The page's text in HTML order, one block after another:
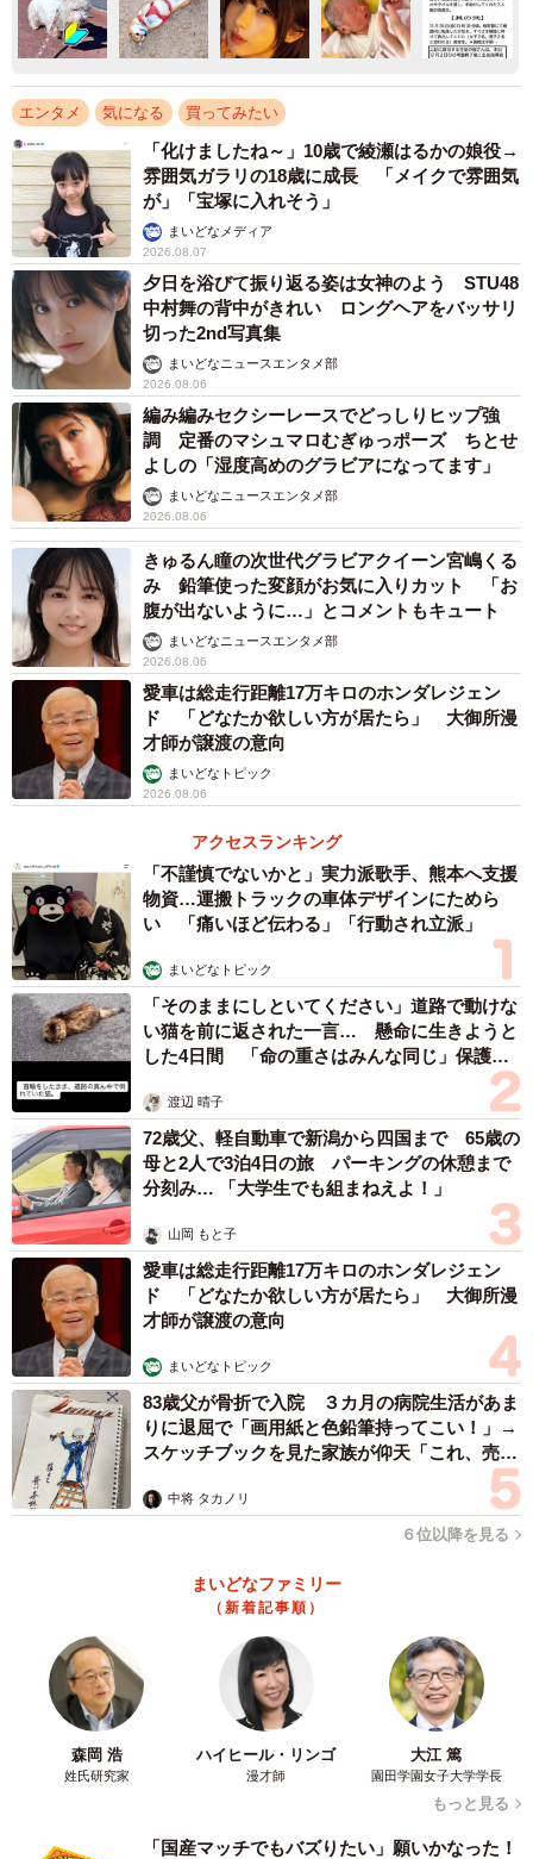
エンタメ 気になる 買ってみたい
「化けましたね～」10歳で綾瀬はるかの娘役→
雰囲気ガラリの18歳に成長 「メイクで雰囲気
が」「宝塚に入れそう」
まいどなメディア
2026.08.07
夕日を浴びて振り返る姿は女神のよう STU48
中村舞の背中がきれい ロングヘアをバッサリ
切った2nd写真集
まいどなニュースエンタメ部
2026.08.06
編み編みセクシーレースでどっしりヒップ強
調 定番のマシュマロむぎゅっポーズ ちとせ
よしの「湿度高めのグラビアになってます」
まいどなニュースエンタメ部
2026.08.06
きゅるん瞳の次世代グラビアクイーン宮嶋くる
み 鉛筆使った変顔がお気に入りカット 「お
腹が出ないように…」とコメントもキュート
まいどなニュースエンタメ部
2026.08.06
愛車は総走行距離17万キロのホンダレジェン
ド 「どなたか欲しい方が居たら」 大御所漫
才師が譲渡の意向
まいどなトピック
2026.08.06
アクセスランキング
「不謹慎でないかと」実力派歌手、熊本へ支援
物資…運搬トラックの車体デザインにためら
い 「痛いほど伝わる」「行動され立派」
まいどなトピック
「そのままにしといてください」道路で動けな
い猫を前に返された一言… 懸命に生きようと
した4日間 「命の重さはみんな同じ」保護団
渡辺 晴子
72歳父、軽自動車で新潟から四国まで 65歳の
母と2人で3泊4日の旅 パーキングの休憩まで
分刻み… 「大学生でも組まねえよ！」
山岡 もと子
愛車は総走行距離17万キロのホンダレジェン
ド 「どなたか欲しい方が居たら」 大御所漫
才師が譲渡の意向
まいどなトピック
83歳父が骨折で入院 ３カ月の病院生活があま
りに退屈で「画用紙と色鉛筆持ってこい！」→
スケッチブックを見た家族が仰天「これ、売れ
中将 タカノリ
６位以降を見る
まいどなファミリー
（新着記事順）
森岡 浩
姓氏研究家
ハイヒール・リンゴ
漫才師
大江 篤
園田学園女子大学学長
もっと見る
「国産マッチでもバズりたい」願いかなった！